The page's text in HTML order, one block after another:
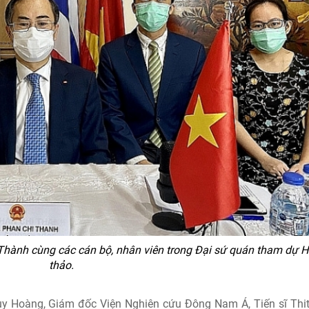
cùng các cán bộ, nhân viên trong Đại sứ quán tham dự
thảo.
Hoàng, Giám đốc Viện Nghiên cứu Đông Nam Á, Tiến sĩ